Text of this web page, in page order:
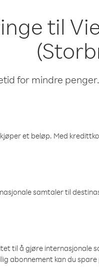
til
for mindre
et beløp. Med
samtaler til
til å gjøre internasjonale
abonnement kan du